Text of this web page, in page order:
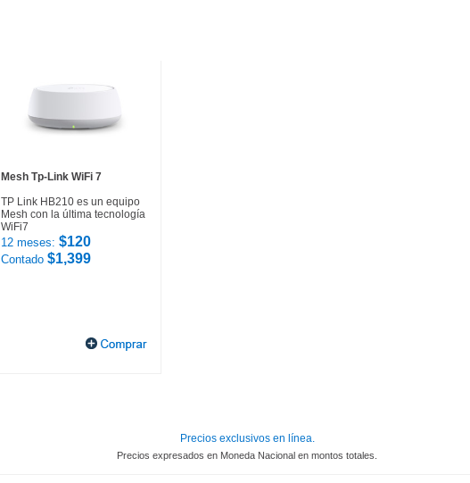
Mesh Tp-Link WiFi 7
TP Link HB210 es un equipo
Mesh con la última tecnología
WiFi7
12 meses: $120
Contado $1,399
Precios exclusivos en línea.
Precios expresados en Moneda Nacional en montos totales.